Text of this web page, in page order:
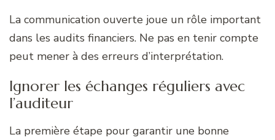
La communication ouverte joue un rôle important
dans les audits financiers. Ne pas en tenir compte
peut mener à des erreurs d’interprétation.
Ignorer les échanges réguliers avec
l’auditeur
La première étape pour garantir une bonne